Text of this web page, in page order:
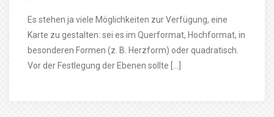
Es stehen ja viele Möglichkeiten zur Verfügung, eine
Karte zu gestalten: sei es im Querformat, Hochformat, in
besonderen Formen (z. B. Herzform) oder quadratisch.
Vor der Festlegung der Ebenen sollte […]